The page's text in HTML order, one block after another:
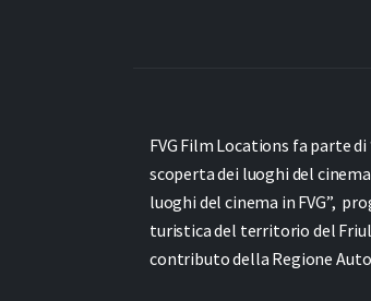
FVG Film Locations fa parte
scoperta dei luoghi del cinema
luoghi del cinema in FVG”,
turistica del territorio del
contributo della Regione